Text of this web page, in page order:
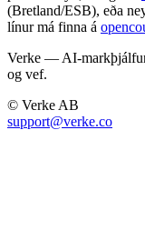
(Bretland/ESB), eða
línur má finna á
Verke — AI-
og vef.
© Verke AB
support@verke.co